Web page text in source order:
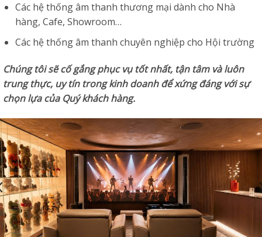
Các hệ thống âm thanh thương mại dành cho Nhà
hàng, Cafe, Showroom…
Các hệ thống âm thanh chuyên nghiệp cho Hội trường
Chúng tôi sẽ cố gắng phục vụ tốt nhất, tận tâm và luôn
trung thực, uy tín trong kinh doanh để xứng đáng với sự
chọn lựa của Quý khách hàng.